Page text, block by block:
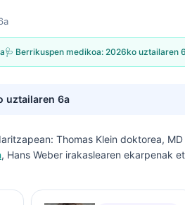
🩺 Berrikuspen medikoa: 2026ko uztailaren
uztailaren 6a
Thomas Klein doktorea, MD
, Hans Weber irakaslearen ekarpenak